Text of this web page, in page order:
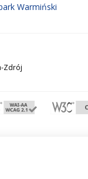
Warmiński
Zdrój